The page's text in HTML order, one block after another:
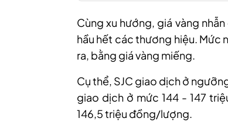
Cùng xu hướng, giá vàng nhẫn
hầu hết các thương hiệu. Mức
ra, bằng giá vàng miếng.
Cụ thể, SJC giao dịch ở
giao dịch ở mức 144 - 147
146,5 triệu đồng/lượng.